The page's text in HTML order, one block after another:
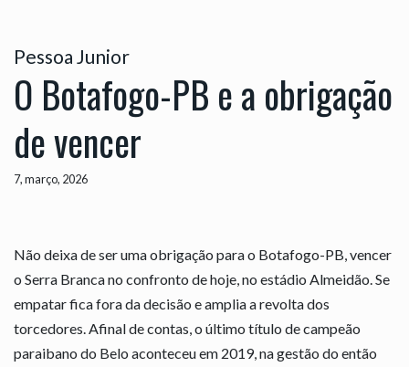
Pessoa Junior
O Botafogo-PB e a obrigação
de vencer
7, março, 2026
Não deixa de ser uma obrigação para o Botafogo-PB, vencer
o Serra Branca no confronto de hoje, no estádio Almeidão. Se
empatar fica fora da decisão e amplia a revolta dos
torcedores. Afinal de contas, o último título de campeão
paraibano do Belo aconteceu em 2019, na gestão do então